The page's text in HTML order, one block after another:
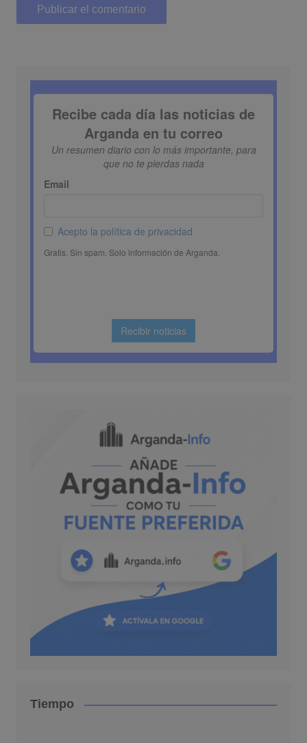
Tiempo